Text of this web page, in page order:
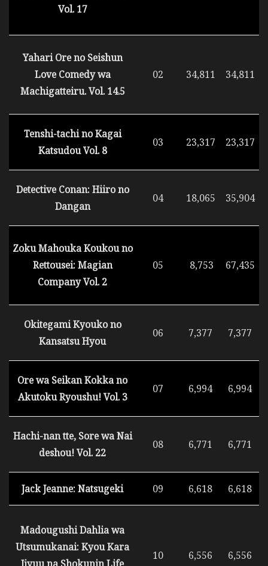
Vol. 17
Yahari Ore no Seishun
Love Comedy wa
Machigatteiru. Vol. 14.5
02 34,811 34,811
Tenshi-tachi no Kagai
Katsudou Vol. 8
03 23,317 23,317
Detective Conan: Hiiro no
Dangan
04 18,065 35,904
Zoku Mahouka Koukou no
Rettousei: Magian
Company Vol. 2
05 8,753 67,435
Okitegami Kyouko no
Kansatsu Hyou
06 7,377 7,377
Ore wa Seikan Kokka no
Akutoku Ryoushu! Vol. 3
07 6,994 6,994
Hachi-nan tte, Sore wa Nai
deshou! Vol. 22
08 6,771 6,771
Jack Jeanne: Natsugeki 09 6,618 6,618
Madougushi Dahlia wa
Utsumukanai: Kyou Kara
10 6,556 6,556